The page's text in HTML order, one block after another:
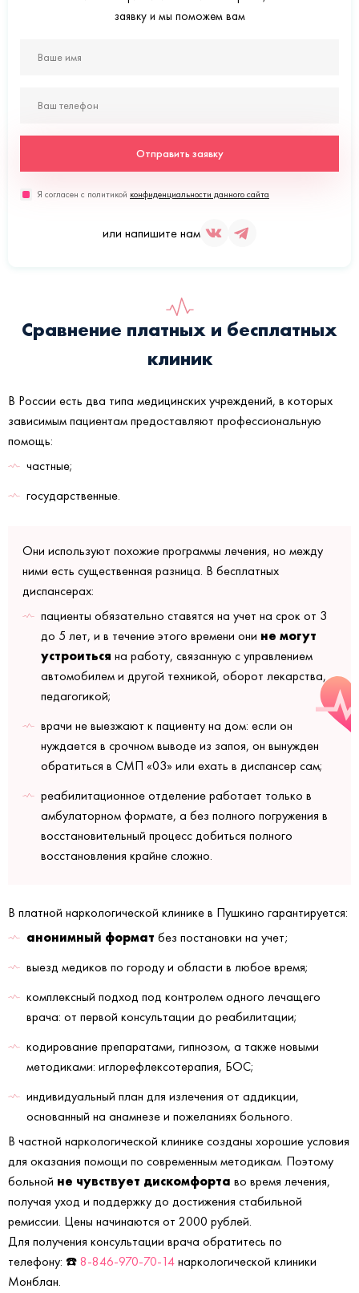
заявку и мы поможем вам
Отправить заявку
Я согласен с политикой конфиденциальности данного сайта
или напишите нам
Сравнение платных и бесплатных
клиник
В России есть два типа медицинских учреждений, в которых
зависимым пациентам предоставляют профессиональную
помощь:
частные;
государственные.
Они используют похожие программы лечения, но между
ними есть существенная разница. В бесплатных
диспансерах:
пациенты обязательно ставятся на учет на срок от 3
до 5 лет, и в течение этого времени они не могут
устроиться на работу, связанную с управлением
автомобилем и другой техникой, оборот лекарства,
педагогикой;
врачи не выезжают к пациенту на дом: если он
нуждается в срочном выводе из запоя, он вынужден
обратиться в СМП «03» или ехать в диспансер сам;
реабилитационное отделение работает только в
амбулаторном формате, а без полного погружения в
восстановительный процесс добиться полного
восстановления крайне сложно.
В платной наркологической клинике в Пушкино гарантируется:
анонимный формат без постановки на учет;
выезд медиков по городу и области в любое время;
комплексный подход под контролем одного лечащего
врача: от первой консультации до реабилитации;
кодирование препаратами, гипнозом, а также новыми
методиками: иглорефлексотерапия, БОС;
индивидуальный план для излечения от аддикции,
основанный на анамнезе и пожеланиях больного.
В частной наркологической клинике созданы хорошие условия
для оказания помощи по современным методикам. Поэтому
больной не чувствует дискомфорта во время лечения,
получая уход и поддержку до достижения стабильной
ремиссии. Цены начинаются от 2000 рублей.
Для получения консультации врача обратитесь по
телефону: ☎️ 8-846-970-70-14 наркологической клиники
Монблан.